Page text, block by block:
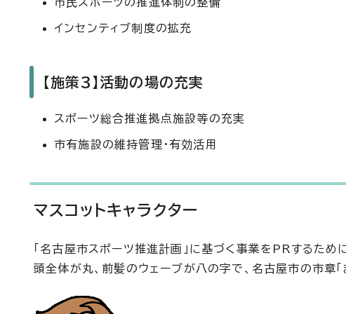
インセンティブ制度の拡充
【施策3】活動の場の充実
スポーツ総合推進拠点施設等の充実
市有施設の維持管理・有効活用
マスコットキャラクター
「名古屋市スポーツ推進計画」に基づく事業をPRするため
頭全体が丸、前髪のウェーブが八の字で、名古屋市の市章「